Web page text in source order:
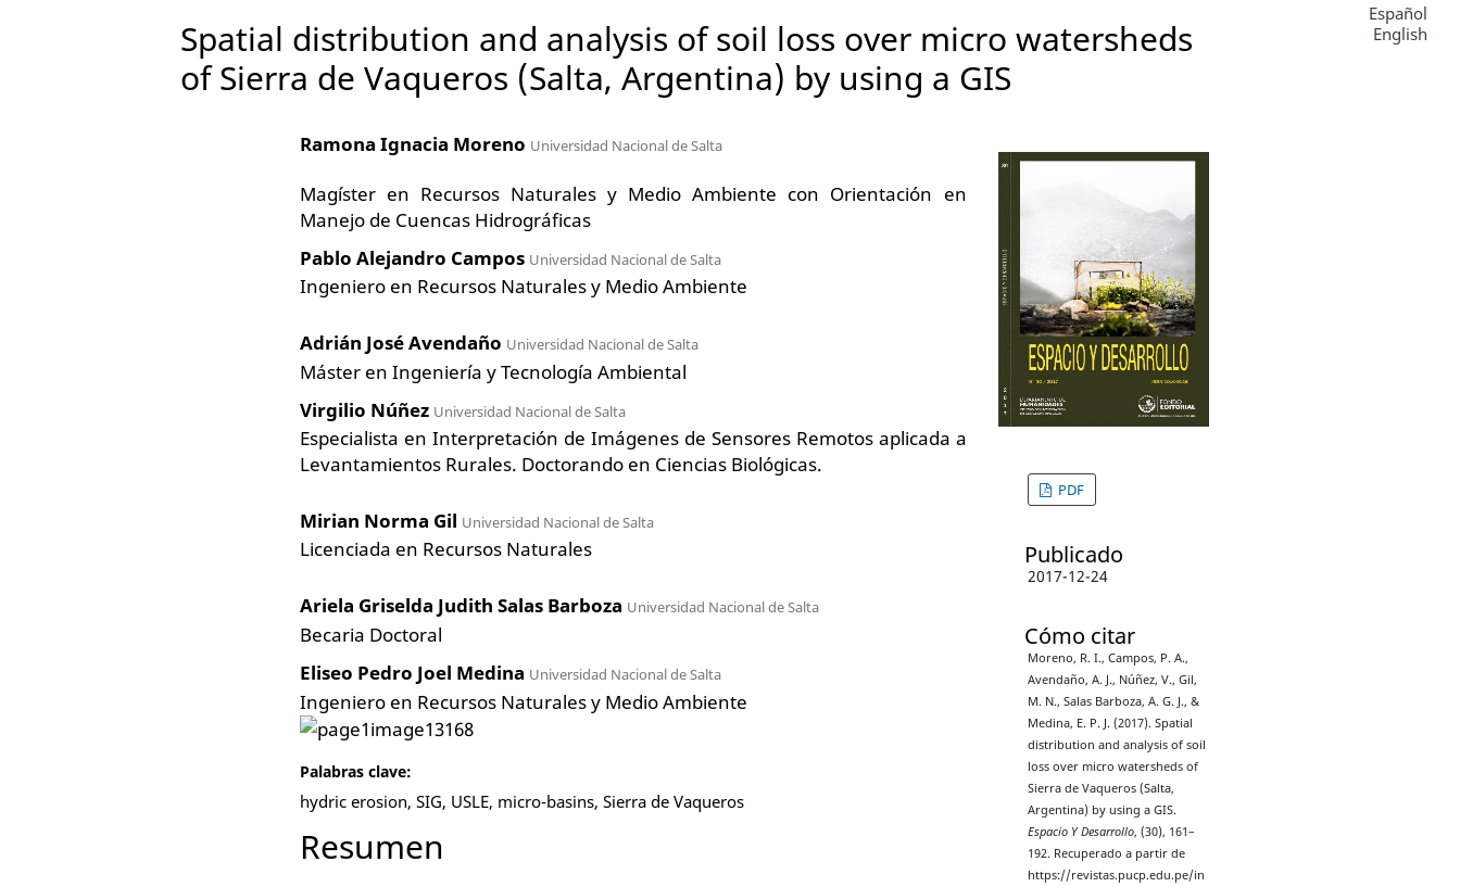
Spatial distribution and analysis of soil loss over micro watersheds
of Sierra de Vaqueros (Salta, Argentina) by using a GIS
Ramona Ignacia Moreno Universidad Nacional de Salta
Magíster en Recursos Naturales y Medio Ambiente con Orientación en
Manejo de Cuencas Hidrográficas
Pablo Alejandro Campos Universidad Nacional de Salta
Ingeniero en Recursos Naturales y Medio Ambiente
Adrián José Avendaño Universidad Nacional de Salta
Máster en Ingeniería y Tecnología Ambiental
Virgilio Núñez Universidad Nacional de Salta
Especialista en Interpretación de Imágenes de Sensores Remotos aplicada a
Levantamientos Rurales. Doctorando en Ciencias Biológicas.
Mirian Norma Gil Universidad Nacional de Salta
Licenciada en Recursos Naturales
Ariela Griselda Judith Salas Barboza Universidad Nacional de Salta
Becaria Doctoral
Eliseo Pedro Joel Medina Universidad Nacional de Salta
Ingeniero en Recursos Naturales y Medio Ambiente
Palabras clave:
hydric erosion, SIG, USLE, micro-basins, Sierra de Vaqueros
Resumen
PDF
Publicado
2017-12-24
Cómo citar
Moreno, R. I., Campos, P. A.,
Avendaño, A. J., Núñez, V., Gil,
M. N., Salas Barboza, A. G. J., &
Medina, E. P. J. (2017). Spatial
distribution and analysis of soil
loss over micro watersheds of
Sierra de Vaqueros (Salta,
Argentina) by using a GIS.
Espacio Y Desarrollo, (30), 161–
192. Recuperado a partir de
https://revistas.pucp.edu.pe/in
Español
English